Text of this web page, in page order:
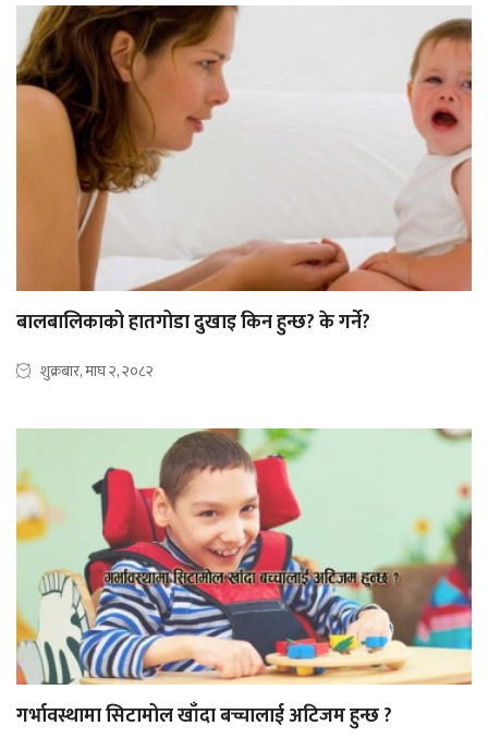
बालबालिकाको हातगोडा दुखाइ किन हुन्छ? के गर्ने?
शुक्रबार, माघ २, २०८२
गर्भावस्थामा सिटामोल खाँदा बच्चालाई अटिजम हुन्छ ?